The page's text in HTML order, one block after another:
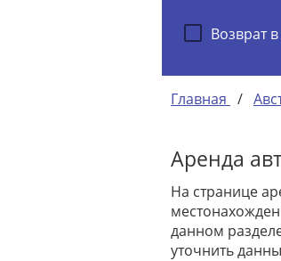
Возврат
Главная /
Аренда
На странице
данном
уточнить